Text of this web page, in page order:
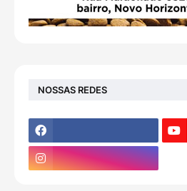
NOSSAS REDES